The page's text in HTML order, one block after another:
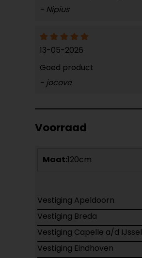
- Nipius
13-05-2026
Goed product
- jocove
Voorraad
Maat:120cm
Vestiging Apeldoorn
Vestiging Breda
Vestiging Capelle a/d IJssel
Vestiging Eindhoven